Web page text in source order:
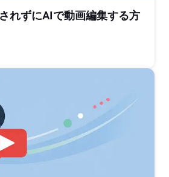
れずにAIで動画編集する方